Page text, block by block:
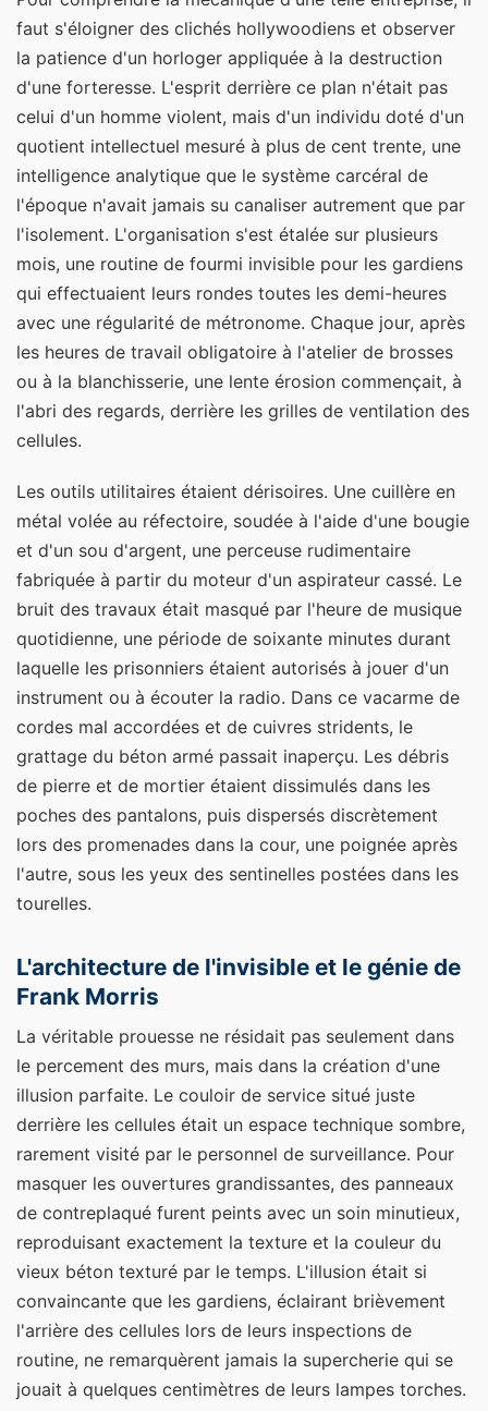
faut s'éloigner des clichés hollywoodiens et observer
la patience d'un horloger appliquée à la destruction
d'une forteresse. L'esprit derrière ce plan n'était pas
celui d'un homme violent, mais d'un individu doté d'un
quotient intellectuel mesuré à plus de cent trente, une
intelligence analytique que le système carcéral de
l'époque n'avait jamais su canaliser autrement que par
l'isolement. L'organisation s'est étalée sur plusieurs
mois, une routine de fourmi invisible pour les gardiens
qui effectuaient leurs rondes toutes les demi-heures
avec une régularité de métronome. Chaque jour, après
les heures de travail obligatoire à l'atelier de brosses
ou à la blanchisserie, une lente érosion commençait, à
l'abri des regards, derrière les grilles de ventilation des
cellules.
Les outils utilitaires étaient dérisoires. Une cuillère en
métal volée au réfectoire, soudée à l'aide d'une bougie
et d'un sou d'argent, une perceuse rudimentaire
fabriquée à partir du moteur d'un aspirateur cassé. Le
bruit des travaux était masqué par l'heure de musique
quotidienne, une période de soixante minutes durant
laquelle les prisonniers étaient autorisés à jouer d'un
instrument ou à écouter la radio. Dans ce vacarme de
cordes mal accordées et de cuivres stridents, le
grattage du béton armé passait inaperçu. Les débris
de pierre et de mortier étaient dissimulés dans les
poches des pantalons, puis dispersés discrètement
lors des promenades dans la cour, une poignée après
l'autre, sous les yeux des sentinelles postées dans les
tourelles.
L'architecture de l'invisible et le génie de
Frank Morris
La véritable prouesse ne résidait pas seulement dans
le percement des murs, mais dans la création d'une
illusion parfaite. Le couloir de service situé juste
derrière les cellules était un espace technique sombre,
rarement visité par le personnel de surveillance. Pour
masquer les ouvertures grandissantes, des panneaux
de contreplaqué furent peints avec un soin minutieux,
reproduisant exactement la texture et la couleur du
vieux béton texturé par le temps. L'illusion était si
convaincante que les gardiens, éclairant brièvement
l'arrière des cellules lors de leurs inspections de
routine, ne remarquèrent jamais la supercherie qui se
jouait à quelques centimètres de leurs lampes torches.